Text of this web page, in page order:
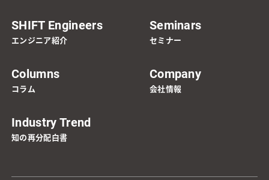
SHIFT Engineers
エンジニア紹介
Seminars
セミナー
Columns
コラム
Company
会社情報
Industry Trend
知の再分配白書